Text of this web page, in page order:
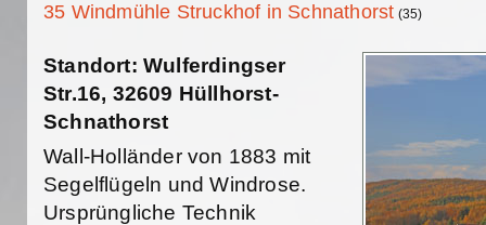
35 Windmühle Struckhof in Schnathorst (35)
Standort: Wulferdingser
Str.16, 32609 Hüllhorst-
Schnathorst
Wall-Holländer von 1883 mit
Segelflügeln und Windrose.
Ursprüngliche Technik